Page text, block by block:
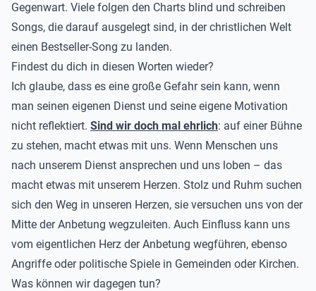
Gegenwart. Viele folgen den Charts blind und schreiben
Songs, die darauf ausgelegt sind, in der christlichen Welt
einen Bestseller-Song zu landen.
Findest du dich in diesen Worten wieder?
Ich glaube, dass es eine große Gefahr sein kann, wenn
man seinen eigenen Dienst und seine eigene Motivation
nicht reflektiert. Sind wir doch mal ehrlich: auf einer Bühne
zu stehen, macht etwas mit uns. Wenn Menschen uns
nach unserem Dienst ansprechen und uns loben – das
macht etwas mit unserem Herzen. Stolz und Ruhm suchen
sich den Weg in unseren Herzen, sie versuchen uns von der
Mitte der Anbetung wegzuleiten. Auch Einfluss kann uns
vom eigentlichen Herz der Anbetung wegführen, ebenso
Angriffe oder politische Spiele in Gemeinden oder Kirchen.
Was können wir dagegen tun?